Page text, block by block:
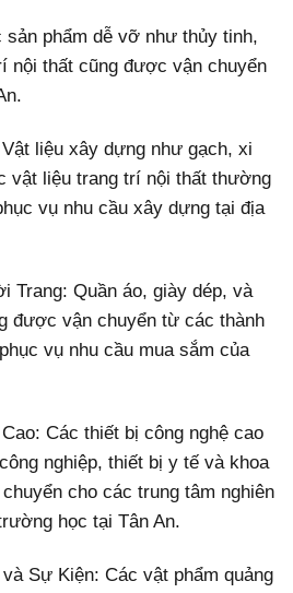
sản phẩm dễ vỡ như thủy tinh,
nội thất cũng được vận chuyển
liệu xây dựng như gạch, xi
vật liệu trang trí nội thất thường
vụ nhu cầu xây dựng tại địa
Trang: Quần áo, giày dép, và
được vận chuyển từ các thành
vụ nhu cầu mua sắm của
Các thiết bị công nghệ cao
nghiệp, thiết bị y tế và khoa
cho các trung tâm nghiên
học tại Tân An.
và Sự Kiện: Các vật phẩm quảng